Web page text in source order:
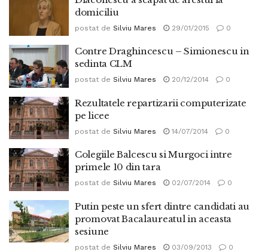
domiciliu
postat de Silviu Mares 29/01/2015 0
Contre Draghincescu – Simionescu in
sedinta CLM
postat de Silviu Mares 20/12/2014 0
Rezultatele repartizarii computerizate
pe licee
postat de Silviu Mares 14/07/2014 0
Colegiile Balcescu si Murgoci intre
primele 10 din tara
postat de Silviu Mares 02/07/2014 0
Putin peste un sfert dintre candidati au
promovat Bacalaureatul in aceasta
sesiune
postat de Silviu Mares 03/09/2013 0